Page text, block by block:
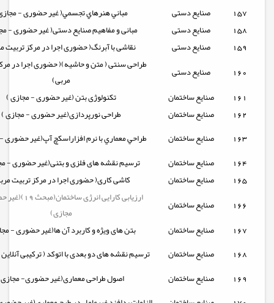
157
صنایع دستی
مباني هنرهاي تجسمي( غیر حضوری -
158
صنایع دستی
مبانی و مفاهیم صنایع دستی( غیر حضوری -
159
صنایع دستی
نقاشی با آبرنگ( حضوری اجرا در مرکز تربیت
160
صنایع دستی
طراحی سنتی ( متن و حاشیه)( حضوری اجرا در
مربی)
161
صنایع ساختمان
تکنولوژی بتن (غیر حضوری - مجازی )
162
صنایع ساختمان
طراحی نورپردازی(غیر حضوری - مجازی )
163
صنایع ساختمان
طراحي معماري با نرم افزاراسکچ آپ(غیر حضوری
164
صنایع ساختمان
ترسیم نقشه های فلزی و بتنی(غیر حضوری -
165
صنایع ساختمان
کاشی کاری( حضوری اجرا در مرکز تربیت
166
صنایع ساختمان
ارزیابی کارایی انرژی
مجازی)
167
صنایع ساختمان
بتن های ویژه و کاربرد آن ها(غیر حضوری -
168
صنایع ساختمان
ترسیم نقشه های دو بعدی با اتوکد ( ترکیبی
169
صنایع ساختمان
اصول طراحی معماری(غیر حضوری-